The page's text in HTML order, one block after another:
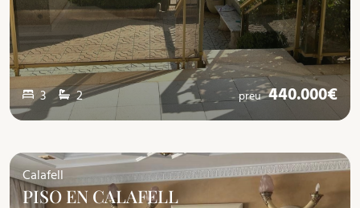
3 2 preu440.000€
Calafell
PISO EN CALAFELL